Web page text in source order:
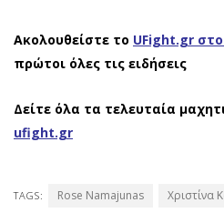
Ακολουθείστε το UFight.gr
πρώτοι όλες τις ειδήσεις
Δείτε όλα τα τελευταία
ufight.gr
TAGS: Rose Namajunas Χριστίνα